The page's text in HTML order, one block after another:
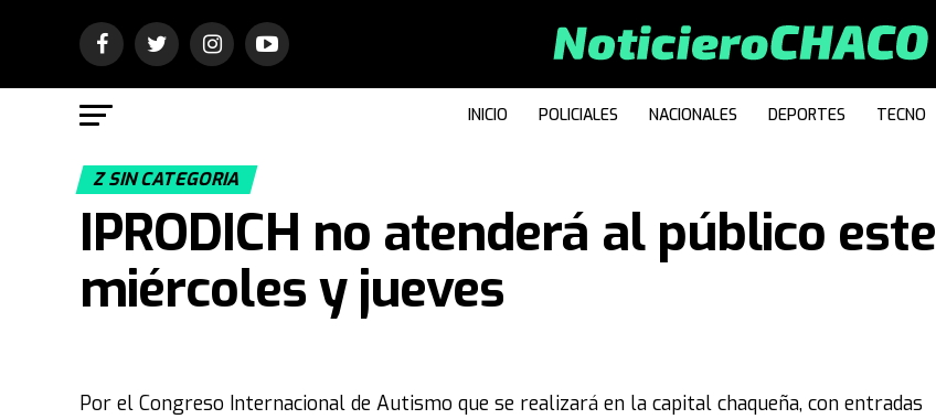
INICIO POLICIALES NACIONALES DEPORTES TECNO
Z SIN CATEGORIA
IPRODICH no atenderá al público este
miércoles y jueves
Por el Congreso Internacional de Autismo que se realizará en la capital chaqueña, con entradas